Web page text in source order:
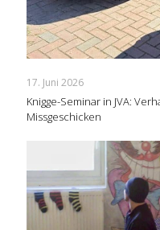
17. Juni 2026
Knigge-Seminar in JVA:
Missgeschicken